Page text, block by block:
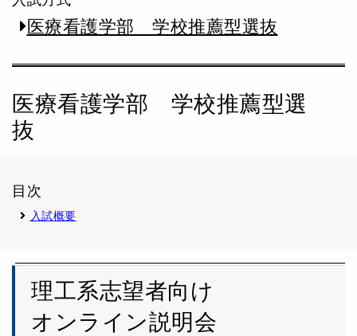
医療看護学部 学校推薦型選抜
医療看護学部 学校推薦型選
抜
目次
入試概要
理工系志望者向け
オンライン説明会